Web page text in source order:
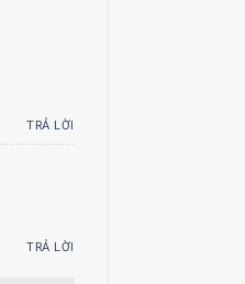
TRẢ LỜI
TRẢ LỜI